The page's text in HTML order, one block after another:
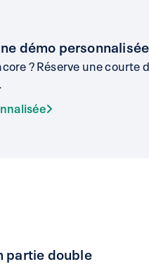
démo personnalisée
? Réserve une courte
partie double